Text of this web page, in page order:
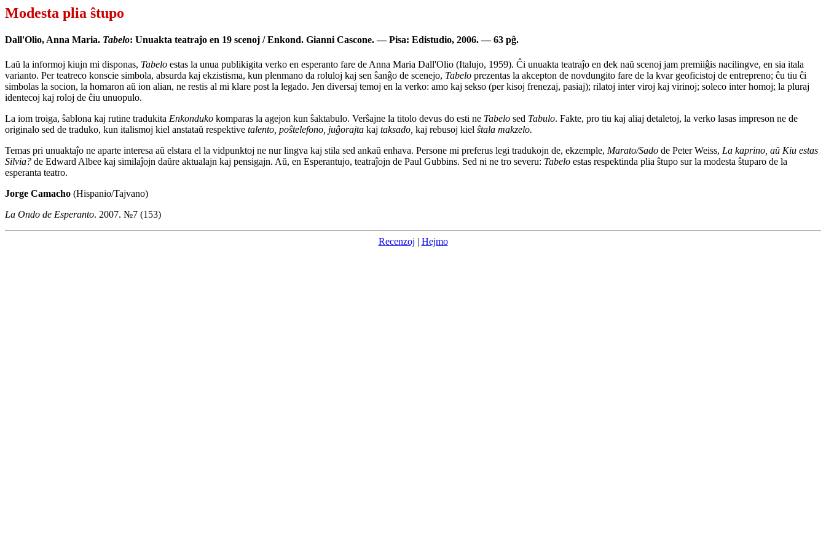
Modesta plia ŝtupo
Dall'Olio, Anna Maria. Tabelo: Unuakta teatraĵo en 19 scenoj / Enkond. Gianni Cascone. — Pisa: Edistudio, 2006. — 63 pĝ.
Laŭ la informoj kiujn mi disponas, Tabelo estas la unua publikigita verko en esperanto fare de Anna Maria Dall'Olio (Italujo, 1959). Ĉi unuakta teatraĵo en dek naŭ scenoj jam premiiĝis nacilingve, en sia itala
varianto. Per teatreco konscie simbola, absurda kaj ekzistisma, kun plenmano da roluloj kaj sen ŝanĝo de scenejo, Tabelo prezentas la akcepton de novdungito fare de la kvar geoficistoj de entrepreno; ĉu tiu ĉi
simbolas la socion, la homaron aŭ ion alian, ne restis al mi klare post la legado. Jen diversaj temoj en la verko: amo kaj sekso (per kisoj frenezaj, pasiaj); rilatoj inter viroj kaj virinoj; soleco inter homoj; la pluraj
identecoj kaj roloj de ĉiu unuopulo.
La iom troiga, ŝablona kaj rutine tradukita Enkonduko komparas la agejon kun ŝaktabulo. Verŝajne la titolo devus do esti ne Tabelo sed Tabulo. Fakte, pro tiu kaj aliaj detaletoj, la verko lasas impreson ne de
originalo sed de traduko, kun italismoj kiel anstataŭ respektive talento, poŝtelefono, juĝorajta kaj taksado, kaj rebusoj kiel ŝtala makzelo.
Temas pri unuaktaĵo ne aparte interesa aŭ elstara el la vidpunktoj ne nur lingva kaj stila sed ankaŭ enhava. Persone mi preferus legi tradukojn de, ekzemple, Marato/Sado de Peter Weiss, La kaprino, aŭ Kiu estas
Silvia? de Edward Albee kaj similaĵojn daŭre aktualajn kaj pensigajn. Aŭ, en Esperantujo, teatraĵojn de Paul Gubbins. Sed ni ne tro severu: Tabelo estas respektinda plia ŝtupo sur la modesta ŝtuparo de la
esperanta teatro.
Jorge Camacho (Hispanio/Tajvano)
La Ondo de Esperanto. 2007. №7 (153)
Recenzoj | Hejmo